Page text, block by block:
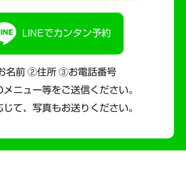
LINEでカンタン予約
名前 ②住所 ③お電話番号
ニュー等をご送信ください。
じて、写真もお送りください。